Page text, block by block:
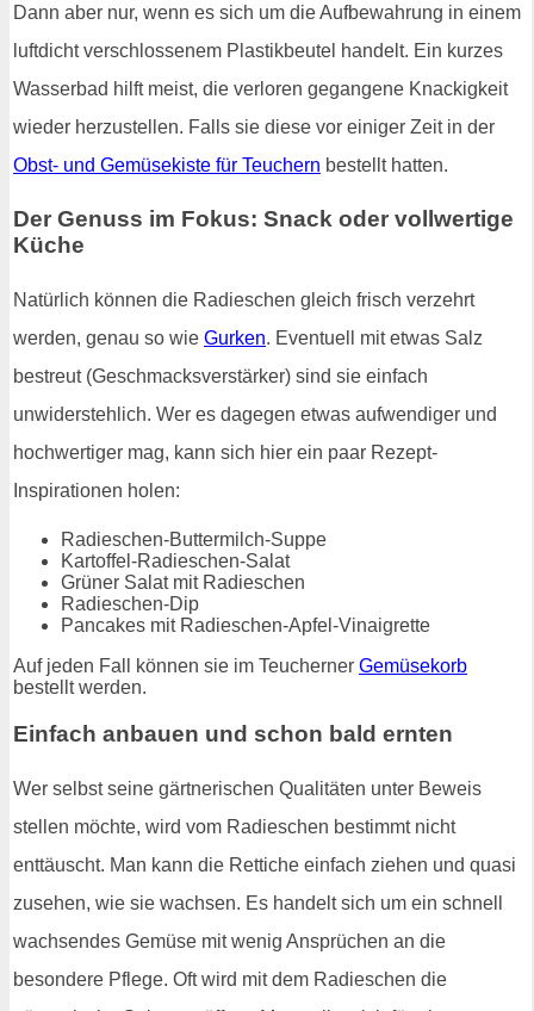
Dann aber nur, wenn es sich um die Aufbewahrung in einem
luftdicht verschlossenem Plastikbeutel handelt. Ein kurzes
Wasserbad hilft meist, die verloren gegangene Knackigkeit
wieder herzustellen. Falls sie diese vor einiger Zeit in der
Obst- und Gemüsekiste für Teuchern bestellt hatten.
Der Genuss im Fokus: Snack oder vollwertige
Küche
Natürlich können die Radieschen gleich frisch verzehrt
werden, genau so wie Gurken. Eventuell mit etwas Salz
bestreut (Geschmacksverstärker) sind sie einfach
unwiderstehlich. Wer es dagegen etwas aufwendiger und
hochwertiger mag, kann sich hier ein paar Rezept-
Inspirationen holen:
Radieschen-Buttermilch-Suppe
Kartoffel-Radieschen-Salat
Grüner Salat mit Radieschen
Radieschen-Dip
Pancakes mit Radieschen-Apfel-Vinaigrette
Auf jeden Fall können sie im Teucherner Gemüsekorb
bestellt werden.
Einfach anbauen und schon bald ernten
Wer selbst seine gärtnerischen Qualitäten unter Beweis
stellen möchte, wird vom Radieschen bestimmt nicht
enttäuscht. Man kann die Rettiche einfach ziehen und quasi
zusehen, wie sie wachsen. Es handelt sich um ein schnell
wachsendes Gemüse mit wenig Ansprüchen an die
besondere Pflege. Oft wird mit dem Radieschen die